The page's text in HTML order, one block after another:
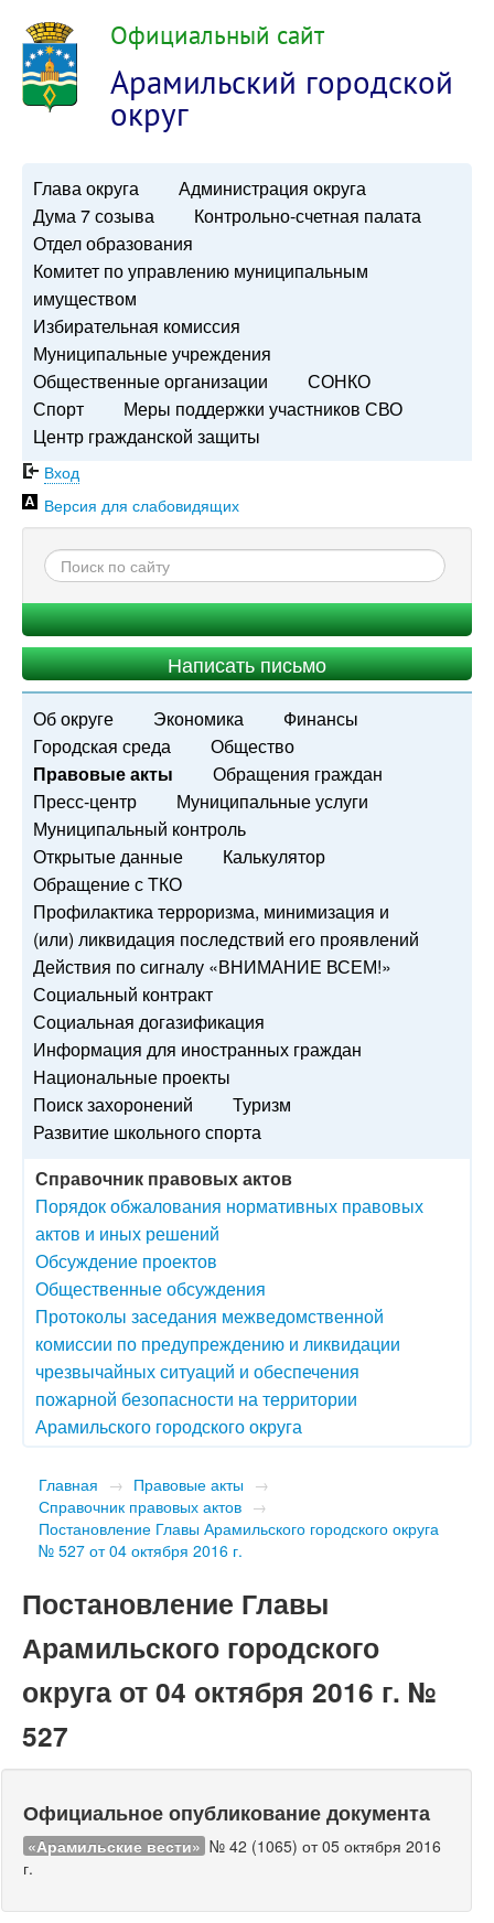
Официальный сайт
Арамильский городской
округ
Глава округа
Администрация округа
Дума 7 созыва
Контрольно-счетная палата
Отдел образования
Комитет по управлению муниципальным
имуществом
Избирательная комиссия
Муниципальные учреждения
Общественные организации
СОНКО
Спорт
Меры поддержки участников СВО
Центр гражданской защиты
Вход
Версия для слабовидящих
Написать письмо
Об округе Экономика
Финансы
Городская среда
Общество
Правовые акты
Обращения граждан
Пресс-центр
Муниципальные услуги
Муниципальный контроль
Открытые данные
Калькулятор
Обращение с ТКО
Профилактика терроризма, минимизация и
(или) ликвидация последствий его проявлений
Действия по сигналу «ВНИМАНИЕ ВСЕМ!»
Социальный контракт
Социальная догазификация
Информация для иностранных граждан
Национальные проекты
Поиск захоронений
Туризм
Развитие школьного спорта
Справочник правовых актов
Порядок обжалования нормативных правовых
актов и иных решений
Обсуждение проектов
Общественные обсуждения
Протоколы заседания межведомственной
комиссии по предупреждению и ликвидации
чрезвычайных ситуаций и обеспечения
пожарной безопасности на территории
Арамильского городского округа
Главная → Правовые акты →
Справочник правовых актов →
Постановление Главы Арамильского городского округа
№ 527 от 04 октября 2016 г.
Постановление Главы
Арамильского городского
округа от 04 октября 2016 г. №
527
Официальное опубликование документа
«Арамильские вести» № 42 (1065) от 05 октября 2016
г.